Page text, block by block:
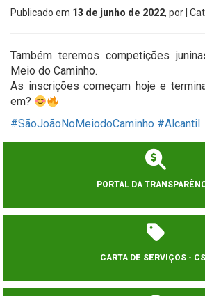
Publicado em 13 de junho de 2022, por |
Também teremos competições
Meio do Caminho.
As inscrições começam hoje e
em?
#SãoJoãoNoMeiodoCaminho #Alcantil
PORTAL DA
CARTA DE SERVIÇOS -